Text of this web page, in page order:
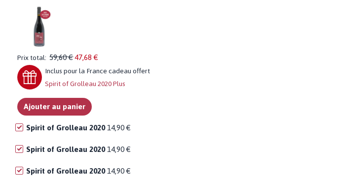
Prix total: 59,60 €47,68 €
inclus pour la France cadeau offert
Spirit of Grolleau 2020 Plus
Ajouter au panier
Spirit of Grolleau 202014,90 €
Spirit of Grolleau 202014,90 €
Spirit of Grolleau 202014,90 €